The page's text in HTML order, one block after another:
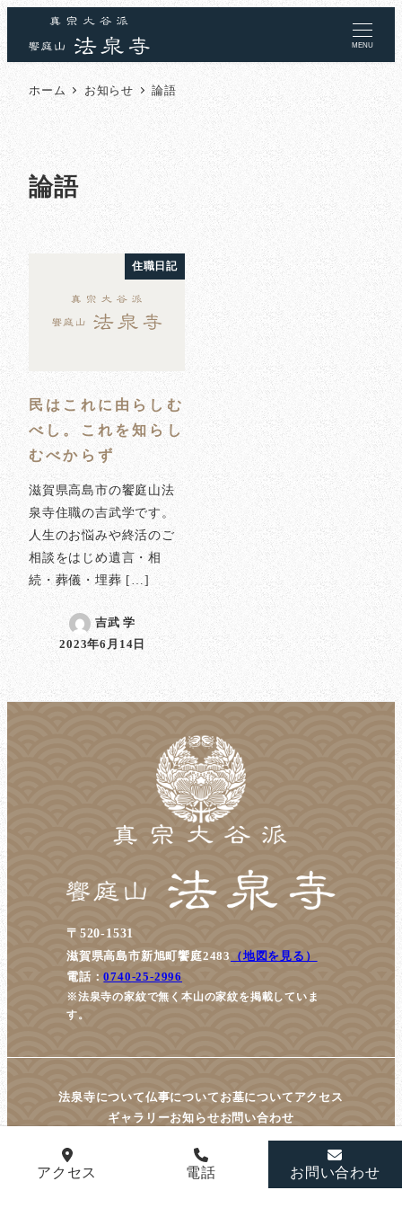
MENU
ホーム お知らせ 論語
論語
住職日記
民はこれに由らしむ
べし。これを知らし
むべからず
滋賀県高島市の饗庭山法
泉寺住職の吉武学です。
人生のお悩みや終活のご
相談をはじめ遺言・相
続・葬儀・埋葬 […]
吉武 学
投稿日
2023年6月14日
〒520-1531
滋賀県高島市新旭町饗庭2483
（地図を見る）
電話：0740-25-2996
※法泉寺の家紋で無く本山の家紋を掲載していま
す。
法泉寺について仏事について お墓について アクセス
ギャラリーお知らせお問い合わせ
© housenji All Rights Reserved.
アクセス 電話 お問い合わせ